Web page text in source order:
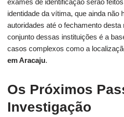
exames de identificação serão
identidade da vítima, que ainda não
autoridades até o fechamento desta
conjunto dessas instituições é a
casos complexos como a
em Aracaju.
Os Próximos
Investigação